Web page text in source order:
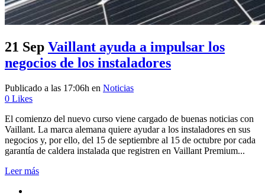
21 Sep Vaillant ayuda a impulsar los
negocios de los instaladores
Publicado a las 17:06h en Noticias
0 Likes
El comienzo del nuevo curso viene cargado de buenas noticias con
Vaillant. La marca alemana quiere ayudar a los instaladores en sus
negocios y, por ello, del 15 de septiembre al 15 de octubre por cada
garantía de caldera instalada que registren en Vaillant Premium...
Leer más